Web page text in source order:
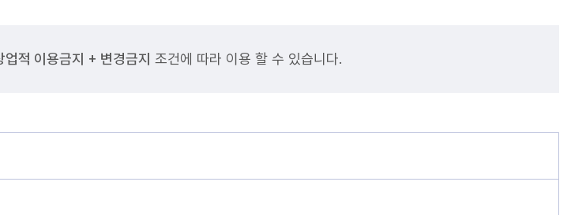
적 이용금지 + 변경금지 조건에 따라 이용 할 수 있습니다.